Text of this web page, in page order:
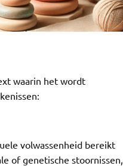
waarin het wordt
volwassenheid bereikt
of genetische stoornissen,